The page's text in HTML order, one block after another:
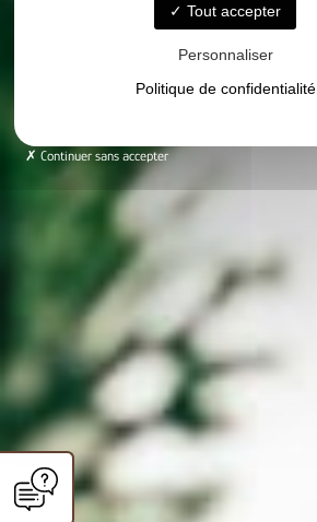
Tout accepter
Personnaliser
Politique de confidentialité
Continuer sans accepter